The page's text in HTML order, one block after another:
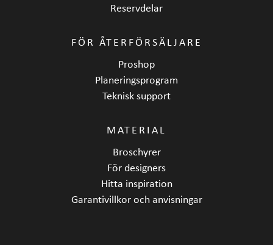
Reservdelar
FÖR ÅTERFÖRSÄLJARE
Proshop
Planeringsprogram
Teknisk support
MATERIAL
Broschyrer
För designers
Hitta inspiration
Garantivillkor och anvisningar